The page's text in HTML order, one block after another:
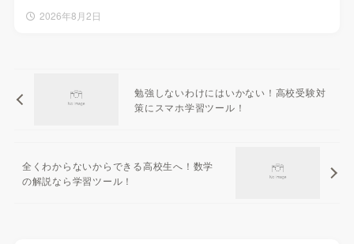
2026年8月2日
勉強しないわけにはいかない！高校受験対
策にスマホ学習ツール！
全くわからないからできる高校生へ！数学
の解説なら学習ツール！